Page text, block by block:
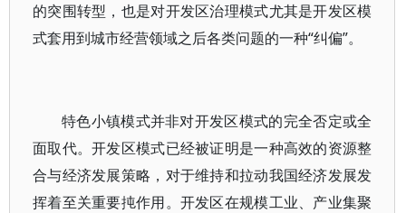
的突围转型，也是对开发区治理模式尤其是开发区模
式套用到城市经营领域之后各类问题的一种“纠偏”。
特色小镇模式并非对开发区模式的完全否定或全
面取代。开发区模式已经被证明是一种高效的资源整
合与经济发展策略，对于维持和拉动我国经济发展发
挥着至关重要扽作用。开发区在规模工业、产业集聚